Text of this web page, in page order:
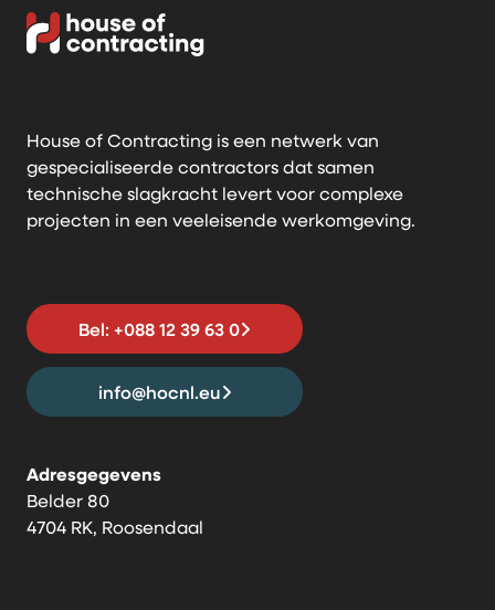
House of Contracting is een netwerk van
gespecialiseerde contractors dat samen
technische slagkracht levert voor complexe
projecten in een veeleisende werkomgeving.
Bel: +088 12 39 63 0
info@hocnl.eu
Adresgegevens
Belder 80
4704 RK, Roosendaal